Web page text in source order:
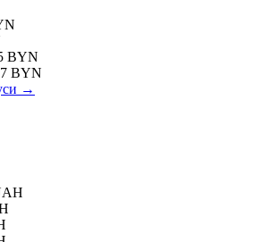
BYN
BYN
→